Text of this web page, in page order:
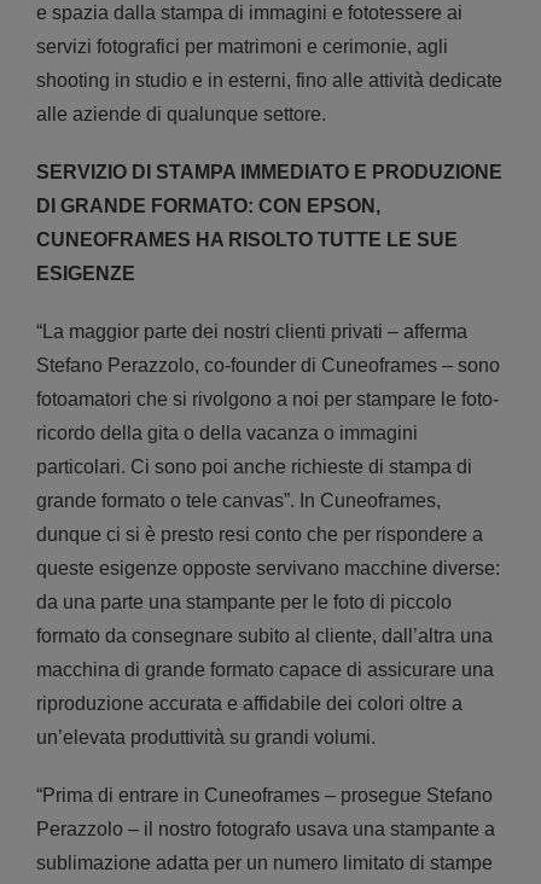
e spazia dalla stampa di immagini e fototessere ai
servizi fotografici per matrimoni e cerimonie, agli
shooting in studio e in esterni, fino alle attività dedicate
alle aziende di qualunque settore.
SERVIZIO DI STAMPA IMMEDIATO E PRODUZIONE
DI GRANDE FORMATO: CON EPSON,
CUNEOFRAMES HA RISOLTO TUTTE LE SUE
ESIGENZE
“La maggior parte dei nostri clienti privati – afferma
Stefano Perazzolo, co-founder di Cuneoframes – sono
fotoamatori che si rivolgono a noi per stampare le foto-
ricordo della gita o della vacanza o immagini
particolari. Ci sono poi anche richieste di stampa di
grande formato o tele canvas”. In Cuneoframes,
dunque ci si è presto resi conto che per rispondere a
queste esigenze opposte servivano macchine diverse:
da una parte una stampante per le foto di piccolo
formato da consegnare subito al cliente, dall’altra una
macchina di grande formato capace di assicurare una
riproduzione accurata e affidabile dei colori oltre a
un’elevata produttività su grandi volumi.
“Prima di entrare in Cuneoframes – prosegue Stefano
Perazzolo – il nostro fotografo usava una stampante a
sublimazione adatta per un numero limitato di stampe